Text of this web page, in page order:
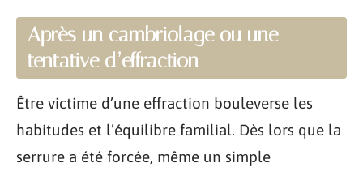
Après un cambriolage ou une
tentative d’effraction
Être victime d’une effraction bouleverse les
habitudes et l’équilibre familial. Dès lors que la
serrure a été forcée, même un simple